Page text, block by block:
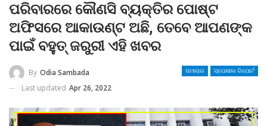
ପରିବାରରେ କୌଣସି ବ୍ୟକ୍ତିର ପୋଷ୍ଟ
ଅଫିସରେ ଆକାଉଣ୍ଟ ଅଛି, ତେବେ ଆପଣଙ୍କ
ପାଇଁ ବହୁତ୍ ଜରୁରୀ ଏହି ଖବର
ସମାଚାର ସ୍ପେଶାଲ ରିପୋର୍ଟ
By Odia Sambada
Last updated Apr 26, 2022